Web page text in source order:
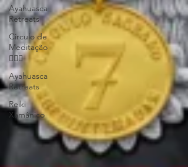
Ayahuasca
Retreats
Circulo de
Meditação
🧘🏻‍♂️
Ayahuasca
Retreats
Reiki
Xamânico